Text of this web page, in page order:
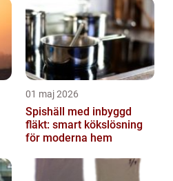
01 maj 2026
Spishäll med inbyggd
fläkt: smart kökslösning
för moderna hem